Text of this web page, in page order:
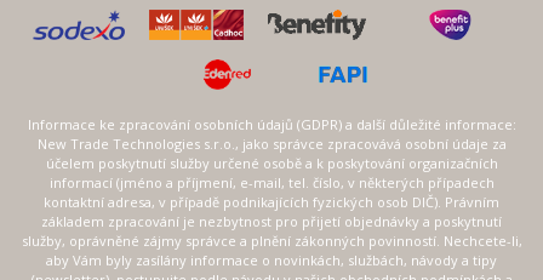
Informace ke zpracování osobních údajů (GDPR) a další důležité informace:
New Trade Technologies s.r.o., jako správce zpracovává osobní údaje za
účelem poskytnutí služby určené osobě a k poskytování organizačních
informací (jméno a příjmení, e-mail, tel. číslo, v některých případech
kontaktní adresa, v případě podnikajících fyzických osob DIČ). Právním
základem zpracování je nezbytnost pro přijetí objednávky a poskytnutí
služby, oprávněné zájmy správce a plnění zákonných povinností. Nechcete-li,
aby Vám byly zasílány informace o novinkách, službách, návody a tipy